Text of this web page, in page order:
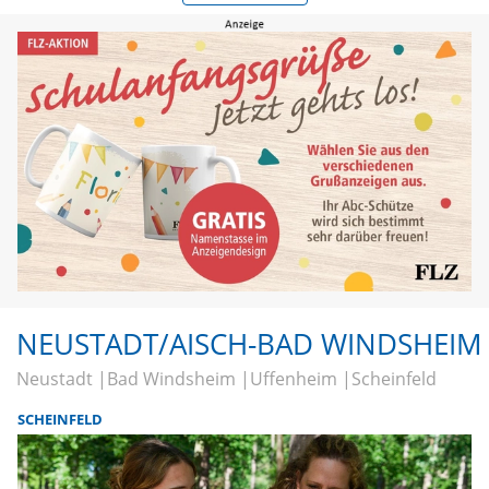
NEUSTADT/AISCH-BAD WINDSHEIM
Neustadt Bad Windsheim Uffenheim Scheinfeld
SCHEINFELD